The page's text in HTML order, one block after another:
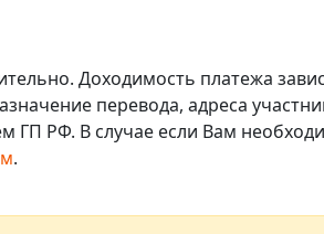
Доходимость платежа
перевода, адреса
ГП РФ. В случае если Вам
.